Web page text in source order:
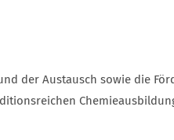
der Austausch sowie die